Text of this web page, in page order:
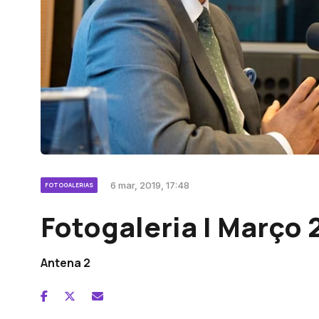
FOTOGALERIAS 6 mar, 2019, 17:48
Fotogaleria | Março
Antena 2